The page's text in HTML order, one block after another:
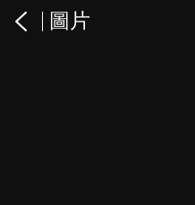
圖片